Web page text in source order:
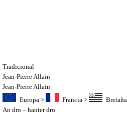
Tradicional
Jean-Pierre Allain
Jean-Pierre Allain
Europa > Francia >
Bretaña
An dro – hanter dro